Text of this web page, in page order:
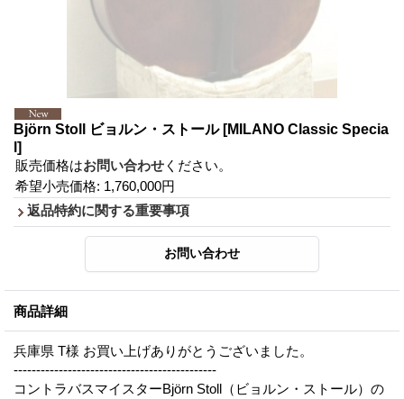
Björn Stoll ビョルン・ストール [MILANO Classic Specia
l]
販売価格はお問い合わせ ください。
希望小売価格: 1,760,000円
返品特約に関する重要事項
商品詳細
兵庫県 T様 お買い上げありがとうございました。
---------------------------------------------
コントラバスマイスターBjörn Stoll（ビョルン・ストール）の